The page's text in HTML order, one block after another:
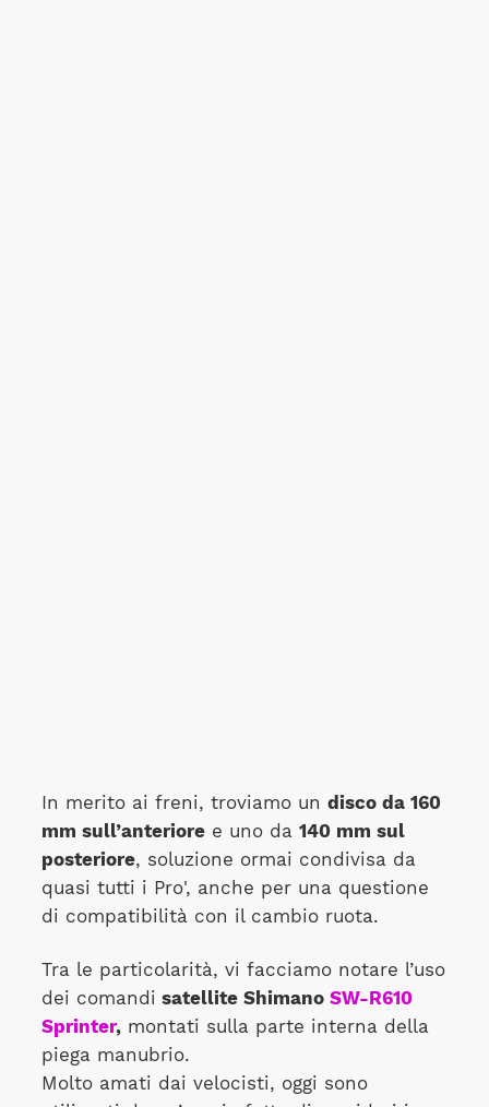
In merito ai freni, troviamo un disco da 160
mm sull’anterioree uno da 140 mm sul
posteriore, soluzione ormai condivisa da
quasi tutti i Pro', anche per una questione
di compatibilità con il cambio ruota.
Tra le particolarità, vi facciamo notare l’uso
dei comandi satellite Shimano SW-R610
Sprinter,montati sulla parte interna della
piega manubrio.
Molto amati dai velocisti, oggi sono